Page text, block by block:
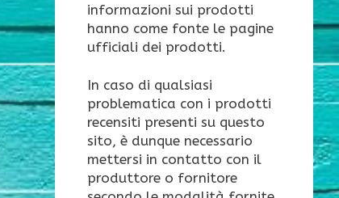
informazioni sui prodotti
hanno come fonte le pagine
ufficiali dei prodotti.
In caso di qualsiasi
problematica con i prodotti
recensiti presenti su questo
sito, è dunque necessario
mettersi in contatto con il
produttore o fornitore